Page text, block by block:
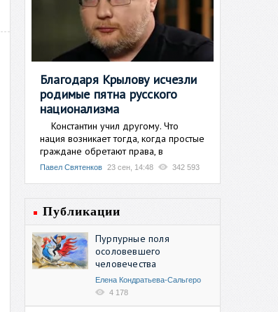
Благодаря Крылову исчезли
родимые пятна русского
национализма
Константин учил другому. Что
нация возникает тогда, когда простые
граждане обретают права, в
Павел Святенков 23 сен, 14:48 342 593
Публикации
Пурпурные поля
осоловевшего
человечества
Елена Кондратьева-Сальгеро
4 178